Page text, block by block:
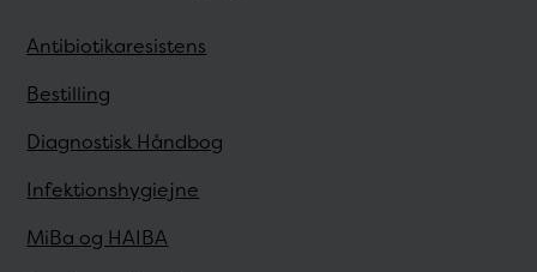
Antibiotikaresistens
Bestilling
Diagnostisk Håndbog
Infektionshygiejne
MiBa og HAIBA